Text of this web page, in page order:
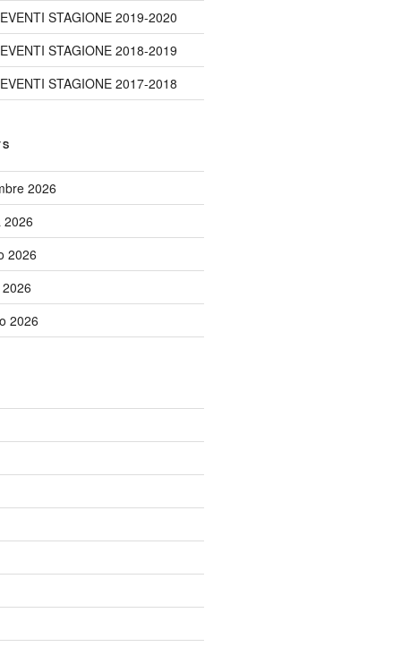
STAGIONE 2019-2020
STAGIONE 2018-2019
STAGIONE 2017-2018
2026
2026
2026
2026